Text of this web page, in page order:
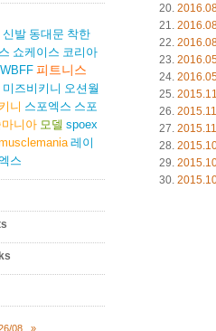
신발 동대문 착한
쇼케이스 코리아
WBFF 피트니스
미즈비키니 오션월
니 스포엑스 스포
니아 모델 spoex
레이
스
08 »